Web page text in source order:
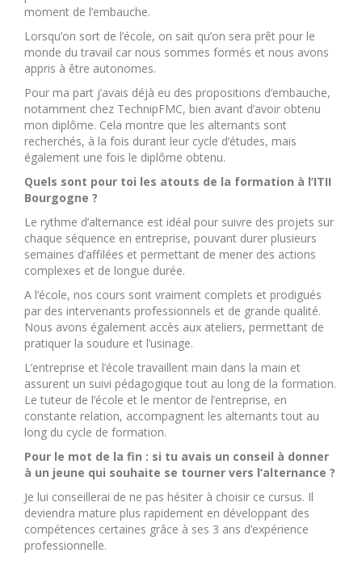
moment de l’embauche.
Lorsqu’on sort de l’école, on sait qu’on sera prêt pour le
monde du travail car nous sommes formés et nous avons
appris à être autonomes.
Pour ma part j’avais déjà eu des propositions d’embauche,
notamment chez TechnipFMC, bien avant d’avoir obtenu
mon diplôme. Cela montre que les alternants sont
recherchés, à la fois durant leur cycle d’études, mais
également une fois le diplôme obtenu.
Quels sont pour toi les atouts de la formation à l’ITII
Bourgogne ?
Le rythme d’alternance est idéal pour suivre des projets sur
chaque séquence en entreprise, pouvant durer plusieurs
semaines d’affilées et permettant de mener des actions
complexes et de longue durée.
A l’école, nos cours sont vraiment complets et prodigués
par des intervenants professionnels et de grande qualité.
Nous avons également accès aux ateliers, permettant de
pratiquer la soudure et l’usinage.
L’entreprise et l’école travaillent main dans la main et
assurent un suivi pédagogique tout au long de la formation.
Le tuteur de l’école et le mentor de l’entreprise, en
constante relation, accompagnent les alternants tout au
long du cycle de formation.
Pour le mot de la fin : si tu avais un conseil à donner
à un jeune qui souhaite se tourner vers l’alternance ?
Je lui conseillerai de ne pas hésiter à choisir ce cursus. Il
deviendra mature plus rapidement en développant des
compétences certaines grâce à ses 3 ans d’expérience
professionnelle.